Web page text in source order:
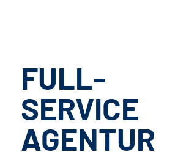
FULL-
SERVICE
AGENTUR